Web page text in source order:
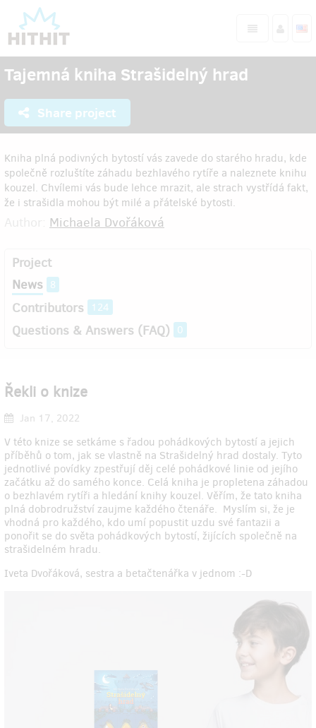
Tajemná kniha Strašidelný hrad
Share project
Kniha plná podivných bytostí vás zavede do starého hradu, kde
společně rozluštíte záhadu bezhlavého rytíře a naleznete knihu
kouzel. Chvílemi vás bude lehce mrazit, ale strach vystřídá fakt,
že i strašidla mohou být milé a přátelské bytosti.
Michaela Dvořáková
Project
News 8
Contributors 124
Questions & Answers (FAQ) 0
Řekli o knize
Jan 17, 2022
V této knize se setkáme s řadou pohádkových bytostí a jejich
příběhů o tom, jak se vlastně na Strašidelný hrad dostaly. Tyto
jednotlivé povídky zpestřují děj celé pohádkové linie od jejího
začátku až do samého konce. Celá kniha je propletena záhadou
o bezhlavém rytíři a hledání knihy kouzel. Věřím, že tato kniha
plná dobrodružství zaujme každého čtenáře. Myslím si, že je
vhodná pro každého, kdo umí popustit uzdu své fantazii a
ponořit se do světa pohádkových bytostí, žijících společně na
strašidelném hradu.
Iveta Dvořáková, sestra a betačtenářka v jednom :-D